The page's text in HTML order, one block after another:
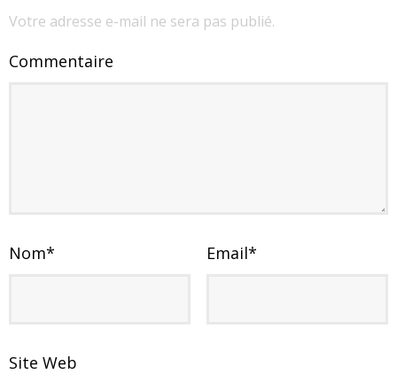
Votre adresse e-mail ne sera pas publié.
Commentaire
Nom* Email*
Site Web